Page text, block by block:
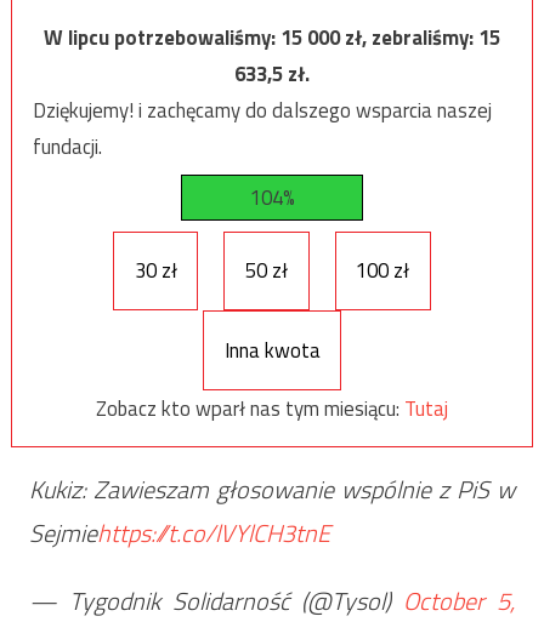
W lipcu potrzebowaliśmy:15 000zł, zebraliśmy:15
633,5zł.
Dziękujemy! i zachęcamy do dalszego wsparcia naszej
fundacji.
104%
30 zł 50 zł 100 zł
Inna kwota
Zobacz kto wparł nas tym miesiącu: Tutaj
Kukiz: Zawieszam głosowanie wspólnie z PiS w
Sejmiehttps://t.co/lVYlCH3tnE
— Tygodnik Solidarność (@Tysol) October 5,